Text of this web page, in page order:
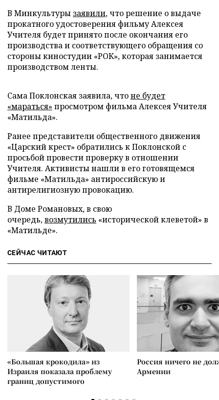
В Минкультуры заявили, что решение о выдаче
прокатного удостоверения фильму Алексея
Учителя будет принято после окончания его
производства и соответствующего обращения со
стороны киностудии «РОК», которая занимается
производством ленты.
Сама Поклонская заявила, чтоне будет
«мараться» просмотром фильма Алексея Учителя
«Матильда».
Ранее представители общественного движения
«Царский крест» обратились к Поклонской с
просьбой провести проверку в отношении
Учителя. Активисты нашли в его готовящемся
фильме «Матильда» антироссийскую и
антирелигиозную провокацию.
В Доме Романовых, в свою
очередь,возмутились «исторической клеветой» в
«Матильде».
СЕЙЧАС ЧИТАЮТ
«Большая крокодила» из
Израиля показала проблему
границ допустимого
Россия ничего не
Армении